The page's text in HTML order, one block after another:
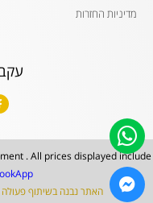
מדיניות החזרות
. All prices displayed include
האתר נבנה בשיתוף פעולה